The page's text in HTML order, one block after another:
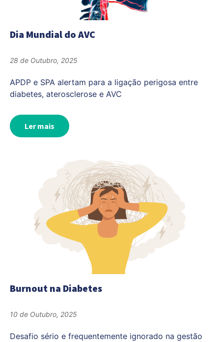
Dia Mundial do AVC
28 de Outubro, 2025
APDP e SPA alertam para a ligação perigosa entre
diabetes, aterosclerose e AVC
Ler mais
Burnout na Diabetes
10 de Outubro, 2025
Desafio sério e frequentemente ignorado na gestão